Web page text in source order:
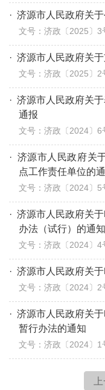
· 济源市人民政府关
文号：济政〔2025〕
· 济源市人民政府关
文号：济政〔2025〕
· 济源市人民政府关
通报
文号：济政〔2024〕
· 济源市人民政府关
点工作责任单位的
文号：济政〔2024〕
· 济源市人民政府关
办法（试行）的通知
文号：济政〔2024〕
· 济源市人民政府关
文号：济政〔2024〕
· 济源市人民政府关
暂行办法的通知
文号：济政〔2024〕